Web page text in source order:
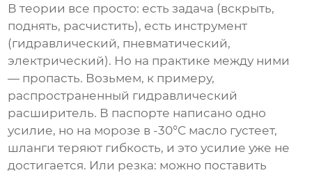
В теории все просто: есть задача (вскрыть,
поднять, расчистить), есть инструмент
(гидравлический, пневматический,
электрический). Но на практике между ними
— пропасть. Возьмем, к примеру,
распространенный гидравлический
расширитель. В паспорте написано одно
усилие, но на морозе в -30°C масло густеет,
шланги теряют гибкость, и это усилие уже не
достигается. Или резка: можно поставить